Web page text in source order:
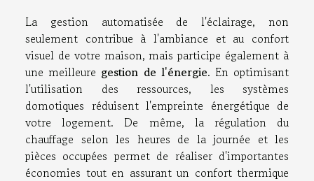
La gestion automatisée de l'éclairage, non
seulement contribue à l'ambiance et au confort
visuel de votre maison, mais participe également à
une meilleure gestion de l'énergie. En optimisant
l'utilisation des ressources, les systèmes
domotiques réduisent l'empreinte énergétique de
votre logement. De même, la régulation du
chauffage selon les heures de la journée et les
pièces occupées permet de réaliser d'importantes
économies tout en assurant un confort thermique